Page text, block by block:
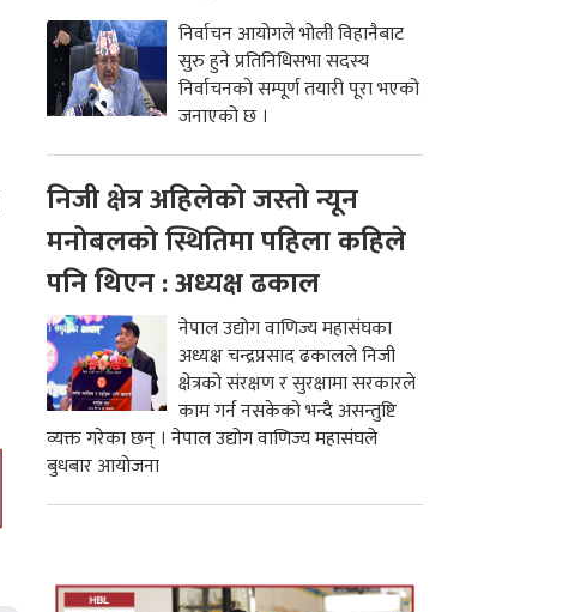
निर्वाचन आयोगले भोली विहानैबाट
सुरु हुने प्रतिनिधिसभा सदस्य
निर्वाचनको सम्पूर्ण तयारी पूरा भएको
जनाएको छ ।
निजी क्षेत्र अहिलेको जस्तो न्यून
मनोबलको स्थितिमा पहिला कहिले
पनि थिएन : अध्यक्ष ढकाल
नेपाल उद्योग वाणिज्य महासंघका
अध्यक्ष चन्द्रप्रसाद ढकालले निजी
क्षेत्रको संरक्षण र सुरक्षामा सरकारले
काम गर्न नसकेको भन्दै असन्तुष्टि
व्यक्त गरेका छन् । नेपाल उद्योग वाणिज्य महासंघले
बुधबार आयोजना